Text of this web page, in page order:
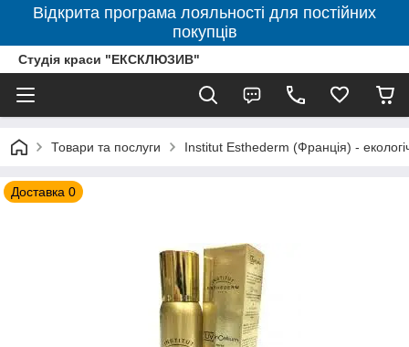
Відкрита програма лояльності для постійних
покупців
Студія краси "ЕКСКЛЮЗИВ"
Товари та послуги Institut Esthederm (Франція) -
Доставка 0